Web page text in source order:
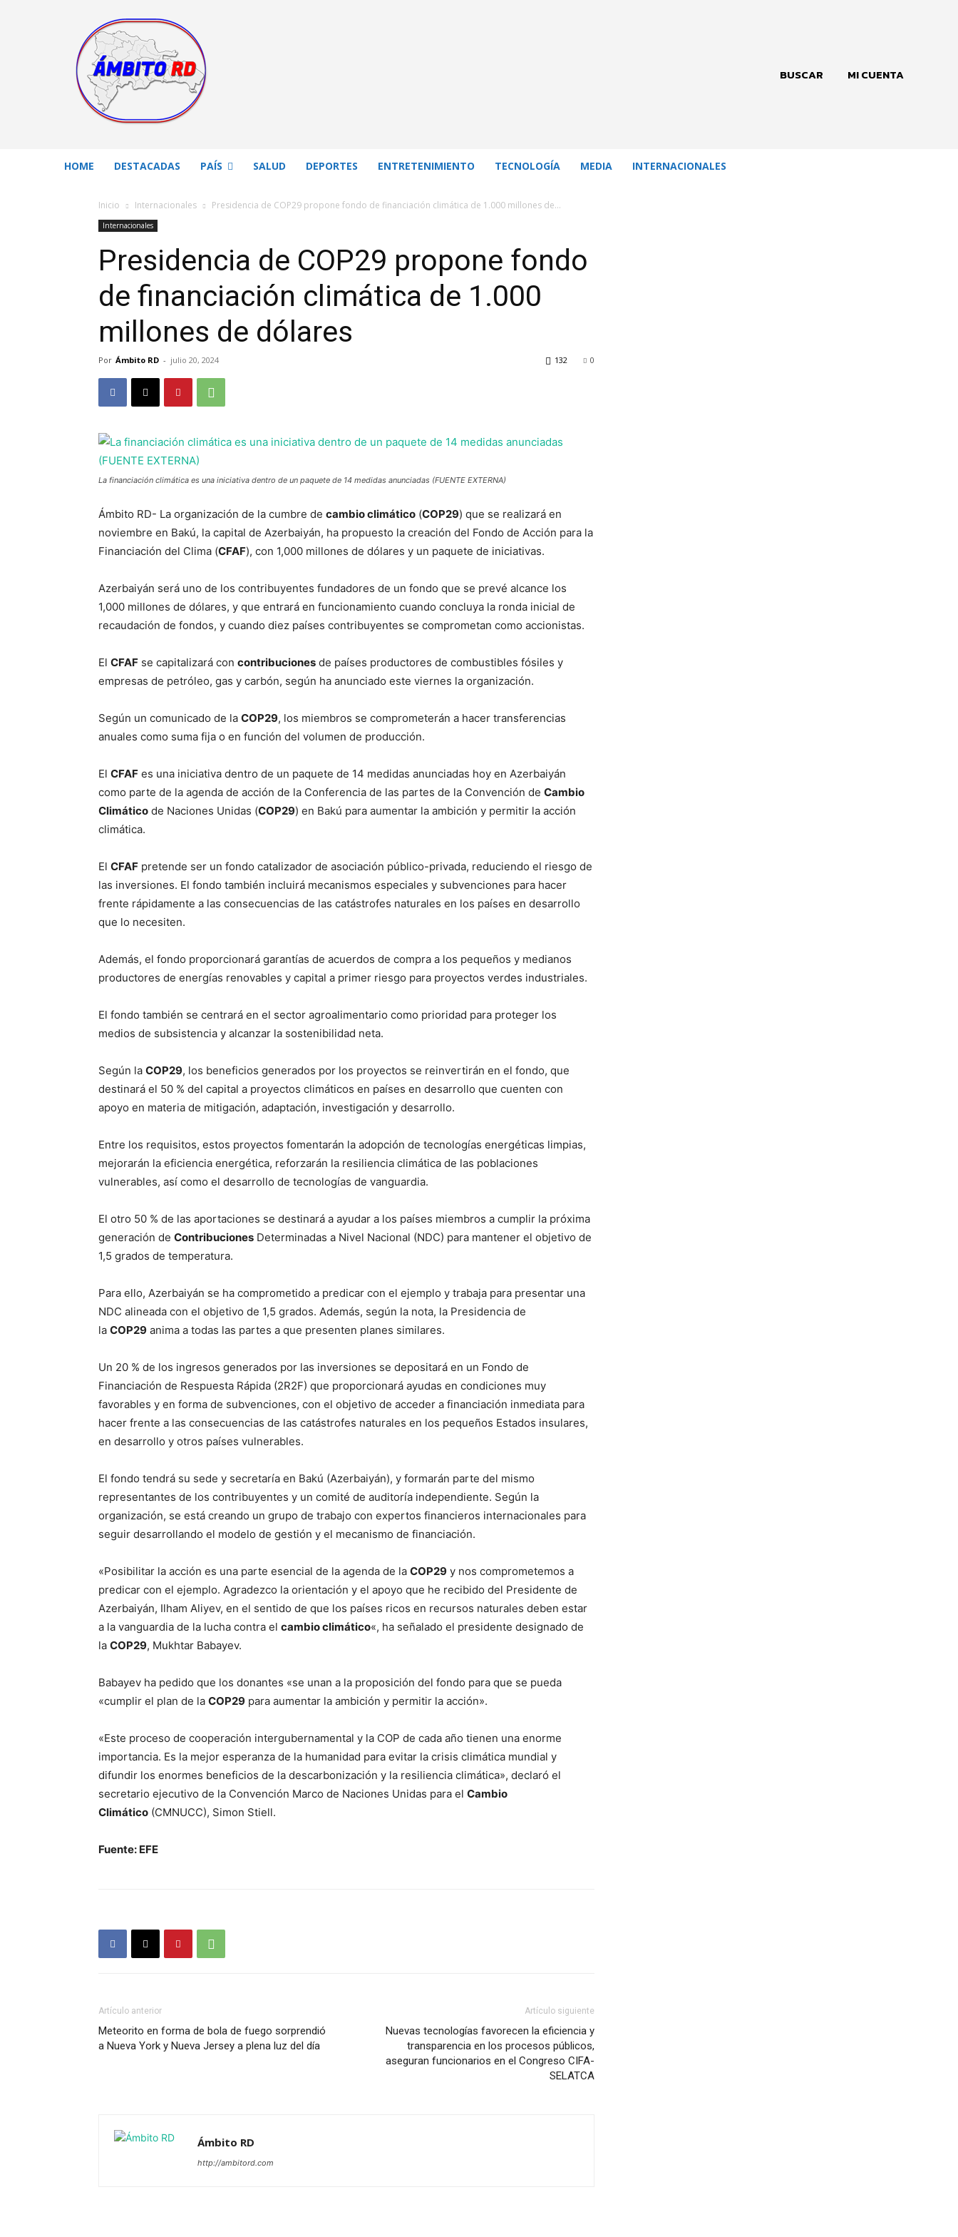
BUSCAR MI CUENTA
HOME DESTACADAS PAÍS SALUD DEPORTES ENTRETENIMIENTO TECNOLOGÍA MEDIA INTERNACIONALES
Inicio Internacionales Presidencia de COP29 propone fondo de financiación climática de 1.000 millones de...
Internacionales
Presidencia de COP29 propone fondo
de financiación climática de 1.000
millones de dólares
Por Ámbito RD - julio 20, 2024 0
132
La financiación climática es una iniciativa dentro de un paquete de 14 medidas anunciadas (FUENTE EXTERNA)
Ámbito RD- La organización de la cumbre de cambio climático (COP29) que se realizará en
noviembre en Bakú, la capital de Azerbaiyán, ha propuesto la creación del Fondo de Acción para la
Financiación del Clima (CFAF), con 1,000 millones de dólares y un paquete de iniciativas.
Azerbaiyán será uno de los contribuyentes fundadores de un fondo que se prevé alcance los
1,000 millones de dólares, y que entrará en funcionamiento cuando concluya la ronda inicial de
recaudación de fondos, y cuando diez países contribuyentes se comprometan como accionistas.
El CFAF se capitalizará con contribuciones de países productores de combustibles fósiles y
empresas de petróleo, gas y carbón, según ha anunciado este viernes la organización.
Según un comunicado de la COP29, los miembros se comprometerán a hacer transferencias
anuales como suma fija o en función del volumen de producción.
El CFAF es una iniciativa dentro de un paquete de 14 medidas anunciadas hoy en Azerbaiyán
como parte de la agenda de acción de la Conferencia de las partes de la Convención de Cambio
Climático de Naciones Unidas (COP29) en Bakú para aumentar la ambición y permitir la acción
climática.
El CFAF pretende ser un fondo catalizador de asociación público-privada, reduciendo el riesgo de
las inversiones. El fondo también incluirá mecanismos especiales y subvenciones para hacer
frente rápidamente a las consecuencias de las catástrofes naturales en los países en desarrollo
que lo necesiten.
Además, el fondo proporcionará garantías de acuerdos de compra a los pequeños y medianos
productores de energías renovables y capital a primer riesgo para proyectos verdes industriales.
El fondo también se centrará en el sector agroalimentario como prioridad para proteger los
medios de subsistencia y alcanzar la sostenibilidad neta.
Según la COP29, los beneficios generados por los proyectos se reinvertirán en el fondo, que
destinará el 50 % del capital a proyectos climáticos en países en desarrollo que cuenten con
apoyo en materia de mitigación, adaptación, investigación y desarrollo.
Entre los requisitos, estos proyectos fomentarán la adopción de tecnologías energéticas limpias,
mejorarán la eficiencia energética, reforzarán la resiliencia climática de las poblaciones
vulnerables, así como el desarrollo de tecnologías de vanguardia.
El otro 50 % de las aportaciones se destinará a ayudar a los países miembros a cumplir la próxima
generación de Contribuciones Determinadas a Nivel Nacional (NDC) para mantener el objetivo de
1,5 grados de temperatura.
Para ello, Azerbaiyán se ha comprometido a predicar con el ejemplo y trabaja para presentar una
NDC alineada con el objetivo de 1,5 grados. Además, según la nota, la Presidencia de
la COP29 anima a todas las partes a que presenten planes similares.
Un 20 % de los ingresos generados por las inversiones se depositará en un Fondo de
Financiación de Respuesta Rápida (2R2F) que proporcionará ayudas en condiciones muy
favorables y en forma de subvenciones, con el objetivo de acceder a financiación inmediata para
hacer frente a las consecuencias de las catástrofes naturales en los pequeños Estados insulares,
en desarrollo y otros países vulnerables.
El fondo tendrá su sede y secretaría en Bakú (Azerbaiyán), y formarán parte del mismo
representantes de los contribuyentes y un comité de auditoría independiente. Según la
organización, se está creando un grupo de trabajo con expertos financieros internacionales para
seguir desarrollando el modelo de gestión y el mecanismo de financiación.
«Posibilitar la acción es una parte esencial de la agenda de la COP29 y nos comprometemos a
predicar con el ejemplo. Agradezco la orientación y el apoyo que he recibido del Presidente de
Azerbaiyán, Ilham Aliyev, en el sentido de que los países ricos en recursos naturales deben estar
a la vanguardia de la lucha contra el cambio climático«, ha señalado el presidente designado de
la COP29, Mukhtar Babayev.
Babayev ha pedido que los donantes «se unan a la proposición del fondo para que se pueda
«cumplir el plan de la COP29 para aumentar la ambición y permitir la acción».
«Este proceso de cooperación intergubernamental y la COP de cada año tienen una enorme
importancia. Es la mejor esperanza de la humanidad para evitar la crisis climática mundial y
difundir los enormes beneficios de la descarbonización y la resiliencia climática», declaró el
secretario ejecutivo de la Convención Marco de Naciones Unidas para el Cambio
Climático (CMNUCC), Simon Stiell.
Fuente: EFE
Artículo anterior
Meteorito en forma de bola de fuego sorprendió
a Nueva York y Nueva Jersey a plena luz del día
Artículo siguiente
Nuevas tecnologías favorecen la eficiencia y
transparencia en los procesos públicos,
aseguran funcionarios en el Congreso CIFA-
SELATCA
Ámbito RD
http://ambitord.com